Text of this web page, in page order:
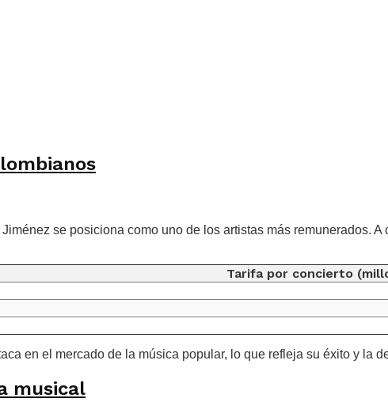
se posiciona como uno de los artistas más remunerados.
Tarifa por concierto
en el mercado de la música popular, lo que refleja su éxito y la
musical